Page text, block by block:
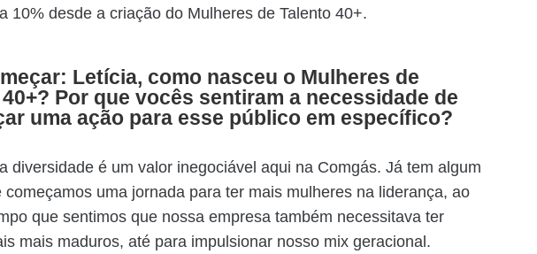
10% desde a criação do Mulheres de Talento 40+.
Letícia, como nasceu o Mulheres de
Por que vocês sentiram a necessidade de
uma ação para esse público em específico?
diversidade é um valor inegociável aqui na Comgás. Já tem algum
começamos uma jornada para ter mais mulheres na liderança, ao
que sentimos que nossa empresa também necessitava ter
mais maduros, até para impulsionar nosso mix geracional.